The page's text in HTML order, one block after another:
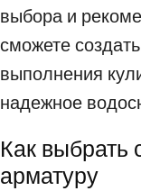
выбора и
сможете
выполнения
надежное
Как выбрать
арматуру